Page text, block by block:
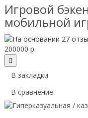
Игровой
мобильной
200000 р.
В закладки
В сравнение